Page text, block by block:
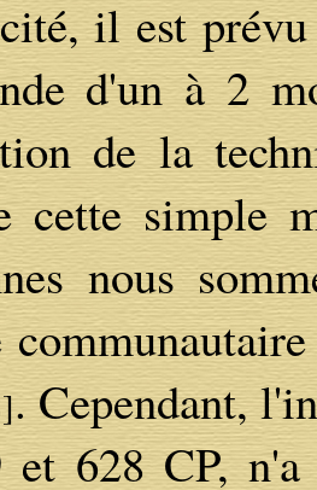
il est
d'un à 2
de la
cette simple
nous
. Cependant,
et 628 CP,